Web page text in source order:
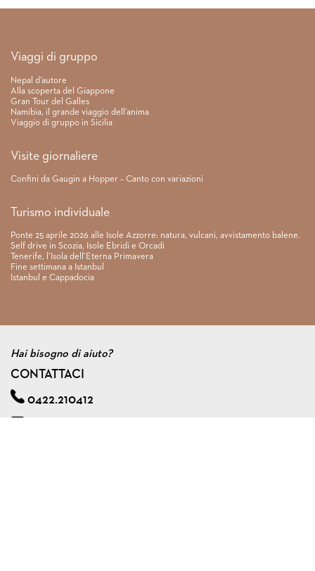
Link rapidi
Viaggi di gruppo
Nepal d’autore
Alla scoperta del Giappone
Gran Tour del Galles
Namibia, il grande viaggio dell’anima
Viaggio di gruppo in Sicilia
Visite giornaliere
Confini da Gaugin a Hopper – Canto con variazioni
Turismo individuale
Ponte 25 aprile 2026 alle Isole Azzorre: natura, vulcani, avvistamento balene.
Self drive in Scozia, Isole Ebridi e Orcadi
Tenerife, l’Isola dell’Eterna Primavera
Fine settimana a Istanbul
Istanbul e Cappadocia
Hai bisogno di aiuto?
CONTATTACI
0422.210412